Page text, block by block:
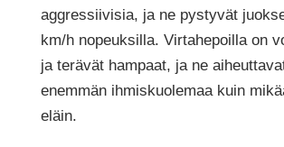
aggressiivisia, ja ne pystyvät
km/h nopeuksilla. Virtahepoilla on
ja terävät hampaat, ja ne
enemmän ihmiskuolemaa kuin
eläin.